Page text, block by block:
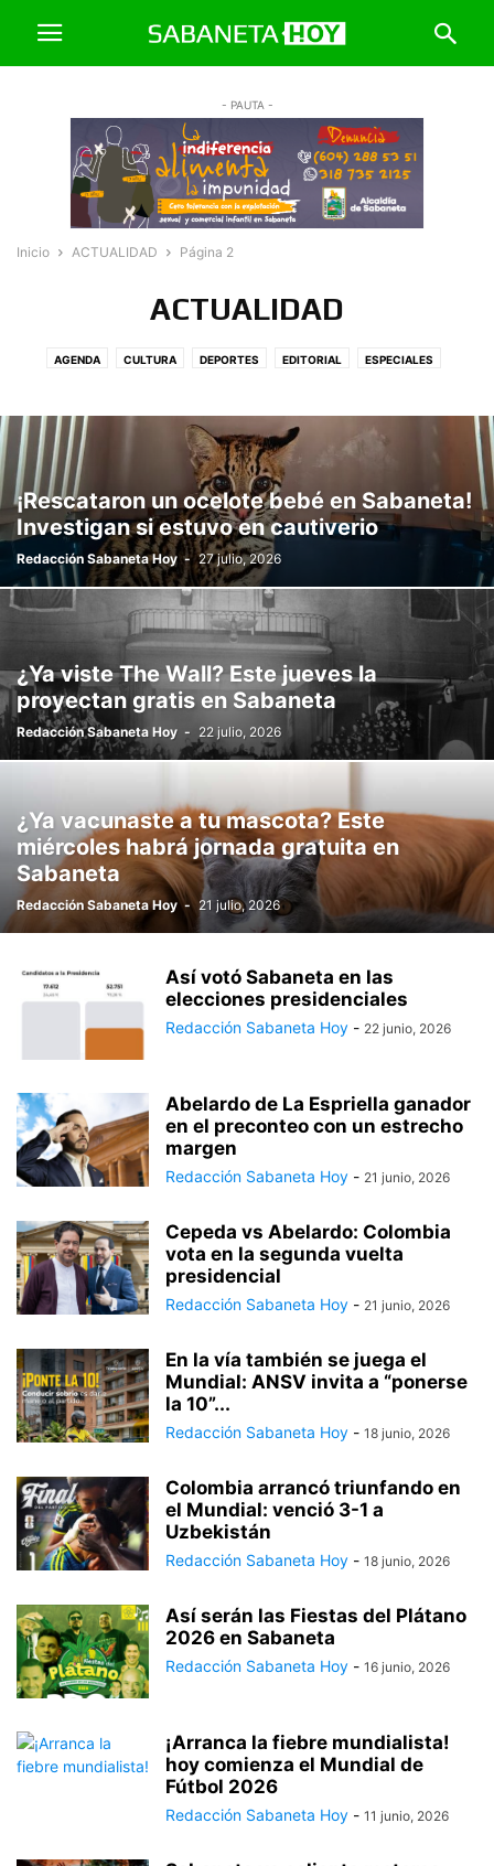
- PAUTA -
Inicio ACTUALIDAD Página 2
ACTUALIDAD
AGENDA CULTURA DEPORTES EDITORIAL ESPECIALES
TENDENCIAS
¡Rescataron un ocelote bebé en Sabaneta!
Investigan si estuvo en cautiverio
Redacción Sabaneta Hoy - 27 julio, 2026
¿Ya viste The Wall? Este jueves la
proyectan gratis en Sabaneta
Redacción Sabaneta Hoy - 22 julio, 2026
¿Ya vacunaste a tu mascota? Este
miércoles habrá jornada gratuita en
Sabaneta
Redacción Sabaneta Hoy - 21 julio, 2026
Así votó Sabaneta en las
elecciones presidenciales
Redacción Sabaneta Hoy - 22 junio, 2026
Abelardo de La Espriella ganador
en el preconteo con un estrecho
margen
Redacción Sabaneta Hoy - 21 junio, 2026
Cepeda vs Abelardo: Colombia
vota en la segunda vuelta
presidencial
Redacción Sabaneta Hoy - 21 junio, 2026
En la vía también se juega el
Mundial: ANSV invita a “ponerse
la 10”...
Redacción Sabaneta Hoy - 18 junio, 2026
Colombia arrancó triunfando en
el Mundial: venció 3-1 a
Uzbekistán
Redacción Sabaneta Hoy - 18 junio, 2026
Así serán las Fiestas del Plátano
2026 en Sabaneta
Redacción Sabaneta Hoy - 16 junio, 2026
¡Arranca la fiebre mundialista!
hoy comienza el Mundial de
Fútbol 2026
Redacción Sabaneta Hoy - 11 junio, 2026